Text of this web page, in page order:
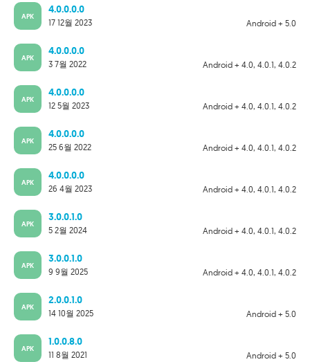
APK
4.0.0.0.0
Android + 5.0
17 12월 2023
APK
4.0.0.0.0
Android + 4.0, 4.0.1, 4.0.2
3 7월 2022
APK
4.0.0.0.0
Android + 4.0, 4.0.1, 4.0.2
12 5월 2023
APK
4.0.0.0.0
Android + 4.0, 4.0.1, 4.0.2
25 6월 2022
APK
4.0.0.0.0
Android + 4.0, 4.0.1, 4.0.2
26 4월 2023
APK
3.0.0.1.0
Android + 4.0, 4.0.1, 4.0.2
5 2월 2024
APK
3.0.0.1.0
Android + 4.0, 4.0.1, 4.0.2
9 9월 2025
APK
2.0.0.1.0
Android + 5.0
14 10월 2025
APK
1.0.0.8.0
Android + 5.0
11 8월 2021